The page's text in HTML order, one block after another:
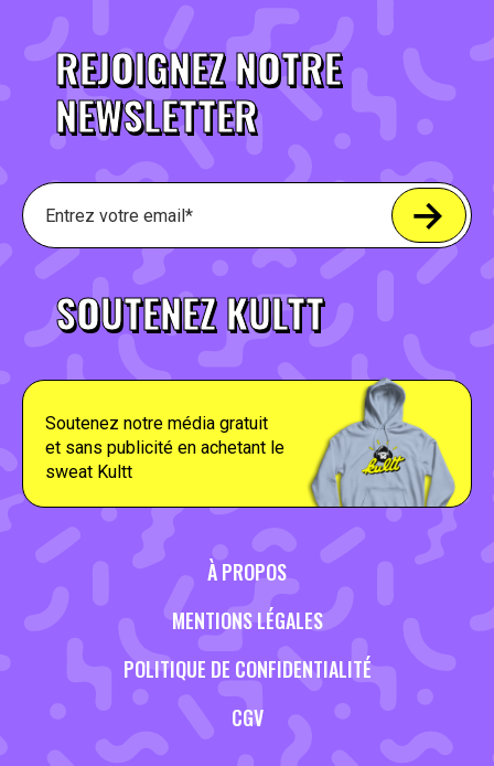
REJOIGNEZ NOTRE
NEWSLETTER
SOUTENEZ KULTT
Soutenez notre média gratuit
et sans publicité en achetant le
sweat Kultt
À PROPOS
MENTIONS LÉGALES
POLITIQUE DE CONFIDENTIALITÉ
CGV